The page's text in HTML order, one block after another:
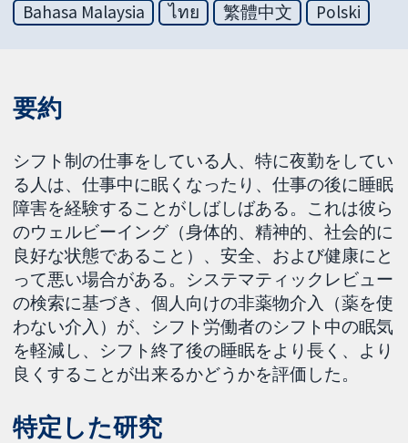
Bahasa Malaysia
ไทย 繁體中文 Polski
要約
シフト制の仕事をしている人、特に夜勤をしてい
る人は、仕事中に眠くなったり、仕事の後に睡眠
障害を経験することがしばしばある。これは彼ら
のウェルビーイング（身体的、精神的、社会的に
良好な状態であること）、安全、および健康にと
って悪い場合がある。システマティックレビュー
の検索に基づき、個人向けの非薬物介入（薬を使
わない介入）が、シフト労働者のシフト中の眠気
を軽減し、シフト終了後の睡眠をより長く、より
良くすることが出来るかどうかを評価した。
特定した研究